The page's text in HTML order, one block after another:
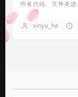
所有代码、文件夹
xinyu_he